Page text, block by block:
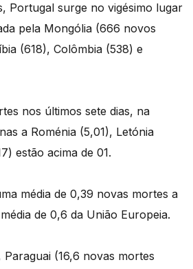
Portugal surge no vigésimo lugar
pela Mongólia (666 novos
(618), Colômbia (538) e
nos últimos sete dias, na
a Roménia (5,01), Letónia
estão acima de 01.
média de 0,39 novas mortes a
de 0,6 da União Europeia.
(16,6 novas mortes